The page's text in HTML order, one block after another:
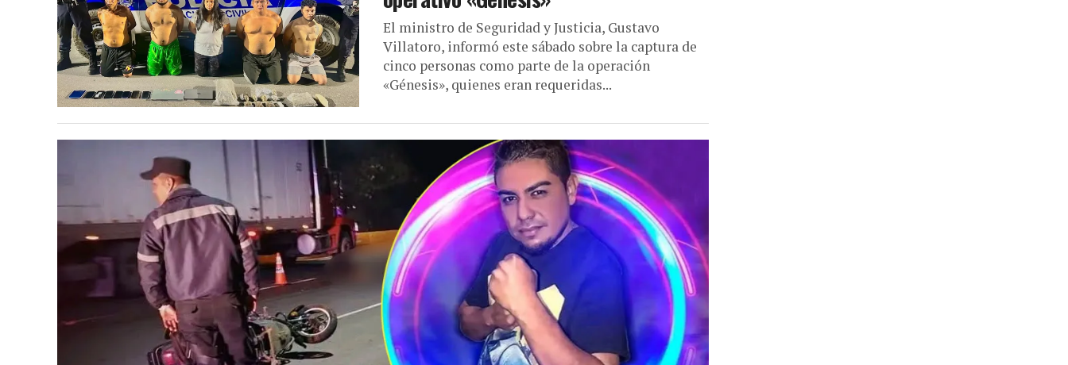
El ministro de Seguridad y Justicia, Gustavo
Villatoro, informó este sábado sobre la captura de
cinco personas como parte de la operación
«Génesis», quienes eran requeridas...